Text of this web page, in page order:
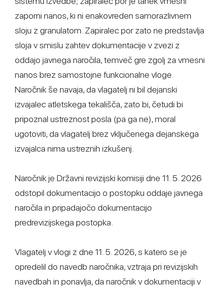
zaporni nanos, ki ni enakovreden samorazlivnem
sloju z granulatom. Zapiralec por zato ne predstavlja
sloja v smislu zahtev dokumentacije v zvezi z
oddajo javnega naročila, temveč gre zgolj za vmesni
nanos brez samostojne funkcionalne vloge.
Naročnik še navaja, da vlagatelj ni bil dejanski
izvajalec atletskega tekališča, zato bi, četudi bi
pripoznal ustreznost posla (pa ga ne), moral
ugotoviti, da vlagatelj brez vključenega dejanskega
izvajalca nima ustreznih izkušenj.
Naročnik je Državni revizijski komisiji dne 11. 5. 2026
odstopil dokumentacijo o postopku oddaje javnega
naročila in pripadajočo dokumentacijo
predrevizijskega postopka.
Vlagatelj v vlogi z dne 11. 5. 2026, s katero se je
opredelil do navedb naročnika, vztraja pri revizijskih
navedbah in ponavlja, da naročnik v dokumentaciji v